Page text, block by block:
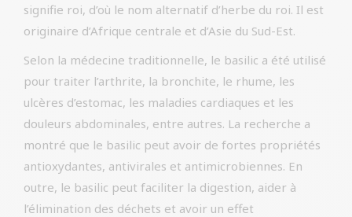
signifie roi, d’où le nom alternatif d’herbe du roi. Il est
originaire d’Afrique centrale et d’Asie du Sud-Est.
Selon la médecine traditionnelle, le basilic a été utilisé
pour traiter l’arthrite, la bronchite, le rhume, les
ulcères d’estomac, les maladies cardiaques et les
douleurs abdominales, entre autres. La recherche a
montré que le basilic peut avoir de fortes propriétés
antioxydantes, antivirales et antimicrobiennes. En
outre, le basilic peut faciliter la digestion, aider à
l’élimination des déchets et avoir un effet